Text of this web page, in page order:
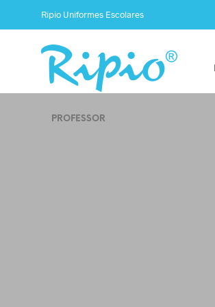
Ripio Uniformes Escolares
PROFESSOR